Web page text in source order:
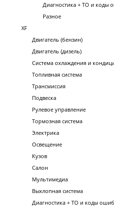
Диагностика + ТО и коды
Разное
XF
Двигатель (бензин)
Двигатель (дизель)
Система охлаждения и
Топливная система
Трансмиссия
Подвеска
Рулевое управление
Тормозная система
Электрика
Освещение
Кузов
Салон
Мультимедиа
Выхлопная система
Диагностика + ТО и коды